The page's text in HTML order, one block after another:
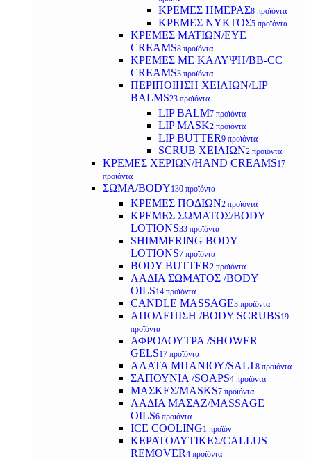
ΚΡΕΜΕΣ ΗΜΕΡΑΣ8 προϊόντα
ΚΡΕΜΕΣ ΝΥΚΤΟΣ5 προϊόντα
ΚΡΕΜΕΣ ΜΑΤΙΩΝ/EYE
CREAMS8 προϊόντα
ΚΡΕΜΕΣ ΜΕ ΚΑΛΥΨΗ/BB-CC
CREAMS3 προϊόντα
ΠΕΡΙΠΟΙΗΣΗ ΧΕΙΛΙΩΝ/LIP
BALMS23 προϊόντα
LIP BALM7 προϊόντα
LIP MASK2 προϊόντα
LIP BUTTER9 προϊόντα
SCRUB ΧΕΙΛΙΩΝ2 προϊόντα
ΚΡΕΜΕΣ ΧΕΡΙΩΝ/HAND CREAMS17
προϊόντα
ΣΩΜΑ/BODY130 προϊόντα
ΚΡΕΜΕΣ ΠΟΔΙΩΝ2 προϊόντα
ΚΡΕΜΕΣ ΣΩΜΑΤΟΣ/BODY
LOTIONS33 προϊόντα
SHIMMERING BODY
LOTIONS7 προϊόντα
BODY BUTTER2 προϊόντα
ΛΑΔΙΑ ΣΩΜΑΤΟΣ /BODY
OILS14 προϊόντα
CANDLE MASSAGE3 προϊόντα
ΑΠΟΛΕΠΙΣΗ /BODY SCRUBS19
προϊόντα
ΑΦΡΟΛΟΥΤΡΑ /SHOWER
GELS17 προϊόντα
ΑΛΑΤΑ ΜΠΑΝΙΟΥ/SALT8 προϊόντα
ΣΑΠΟΥΝΙΑ /SOAPS4 προϊόντα
ΜΑΣΚΕΣ/MASKS7 προϊόντα
ΛΑΔΙΑ ΜΑΣΑΖ/MASSAGE
OILS6 προϊόντα
ICE COOLING1 προϊόν
ΚΕΡΑΤΟΛΥΤΙΚΕΣ/CALLUS
REMOVER4 προϊόντα